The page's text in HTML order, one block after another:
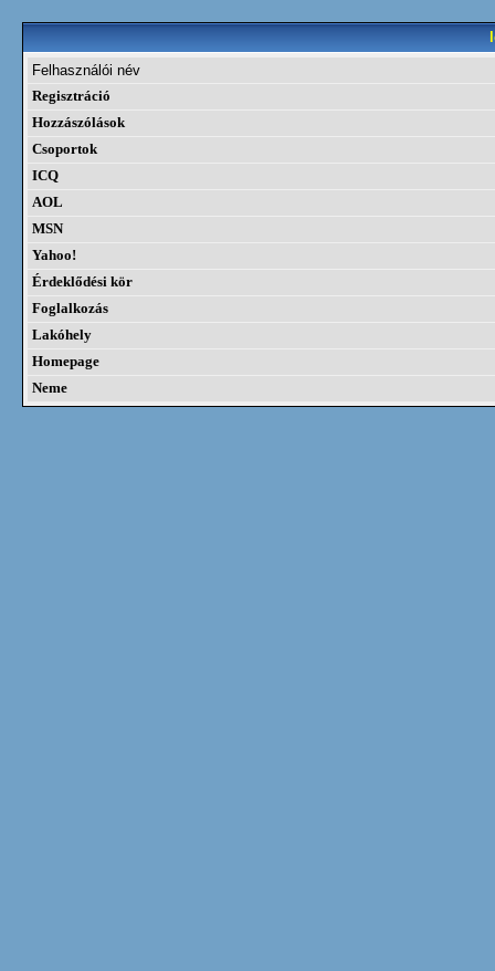
Felhasználói név
Regisztráció
Hozzászólások
Csoportok
ICQ
AOL
MSN
Yahoo!
Érdeklődési kör
Foglalkozás
Lakóhely
Homepage
Neme